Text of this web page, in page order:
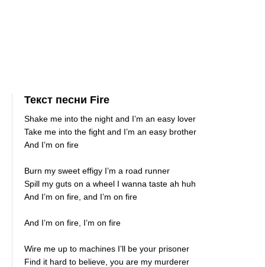
Текст песни Fire
Shake me into the night and I’m an easy lover
Take me into the fight and I’m an easy brother
And I’m on fire
Burn my sweet effigy I’m a road runner
Spill my guts on a wheel I wanna taste ah huh
And I’m on fire, and I’m on fire
And I’m on fire, I’m on fire
Wire me up to machines I’ll be your prisoner
Find it hard to believe, you are my murderer